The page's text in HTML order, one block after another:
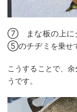
⑦ まな板の上に
⑤のチヂミ を乗せ
こうすることで、
うです。